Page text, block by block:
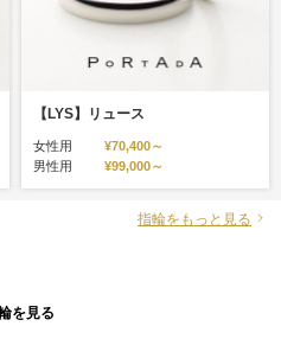
【LYS】リュース
女性用
¥70,400～
男性用
¥99,000～
指輪をもっと見る
を見る